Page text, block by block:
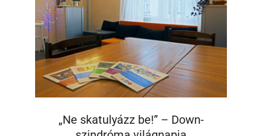
„Ne skatulyázz be!” – Down-